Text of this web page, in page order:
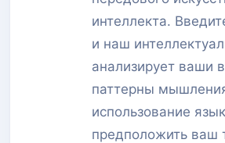
интеллекта.
и наш
анализирует ваши
паттерны
использование
предположить ваш